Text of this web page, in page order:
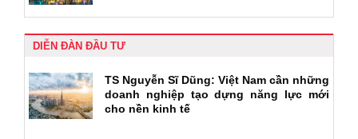
DIỄN ĐÀN ĐẦU TƯ
TS Nguyễn Sĩ Dũng: Việt Nam cần những
doanh nghiệp tạo dựng năng lực mới
cho nền kinh tế